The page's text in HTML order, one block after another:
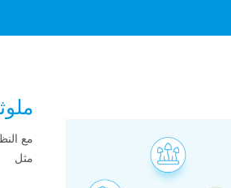
مع
مثل